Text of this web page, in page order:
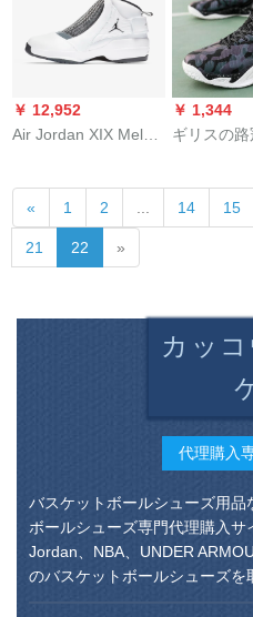
ク男性用滑り止め耐
摩耗トレインブブ男
性用黒赤42ヤド
こころと手
す／雪の
します／
42内が長
（265）
￥ 12,952
Air Jordan XIX Melo
9213 AQ 9213-10
40.5
￥ 1,344
ギリスの路
ウェルドカ
の欧文の5
« 1 2 14 15
21 22 »
カッ
代理購入
バスケットボールシューズ用品
ボールシューズ専門代理購入サ
Jordan、NBA、UNDER
のバスケットボールシューズを